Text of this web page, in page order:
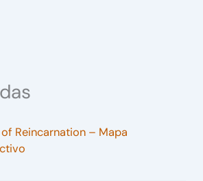
Reincarnation – Mapa